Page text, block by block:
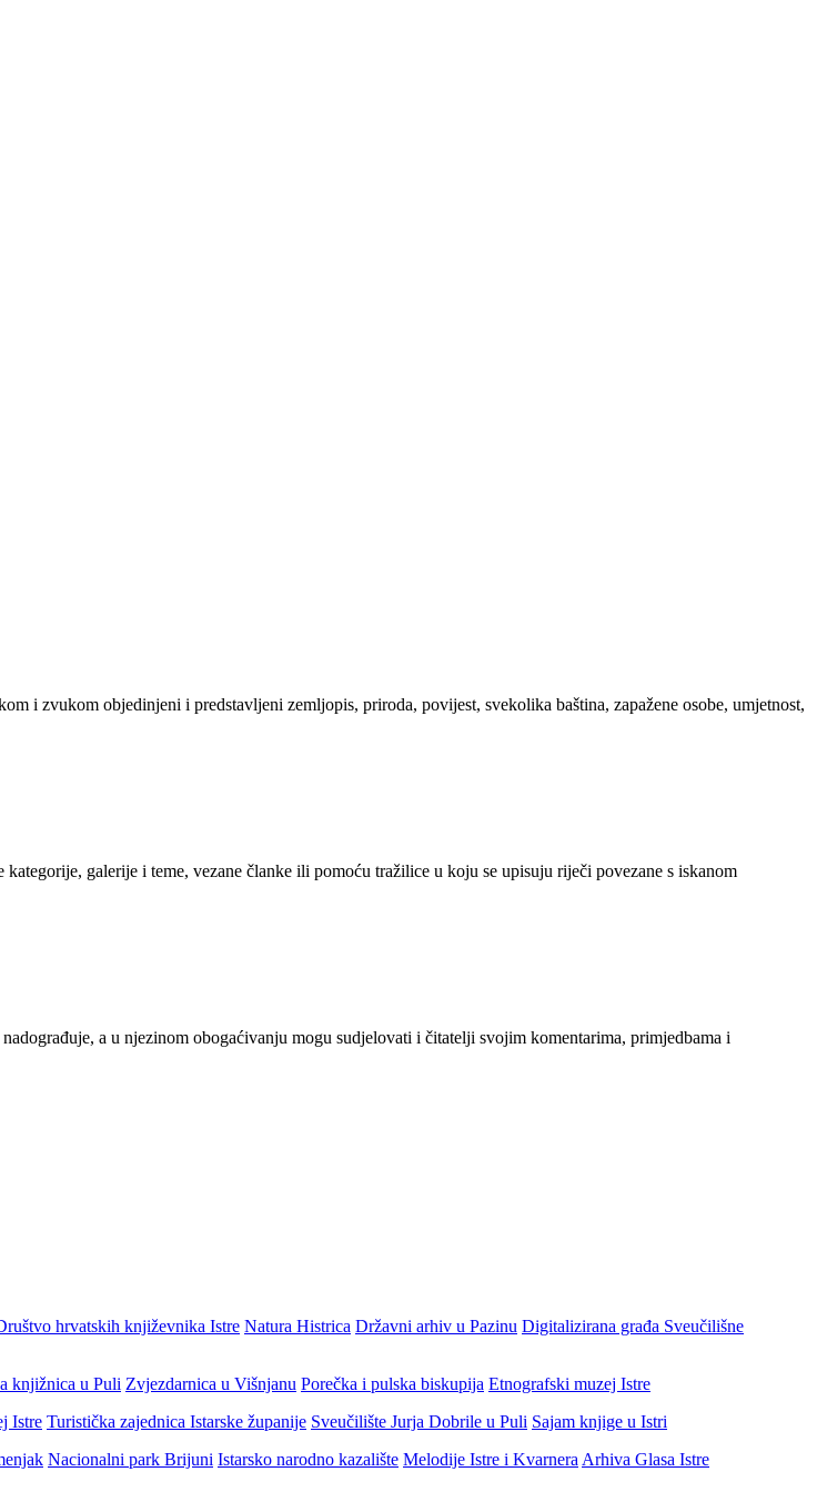
i zvukom objedinjeni i predstavljeni zemljopis, priroda, povijest, svekolika baština, zapažene osobe, umjetnost,
galerije i teme, vezane članke ili pomoću tražilice u koju se upisuju riječi povezane s iskanom
a u njezinom obogaćivanju mogu sudjelovati i čitatelji svojim komentarima, primjedbama i
hrvatskih književnika Istre Natura Histrica Državni arhiv u Pazinu Digitalizirana građa Sveučilišne
knjižnica u Puli Zvjezdarnica u Višnjanu Porečka i pulska biskupija Etnografski muzej Istre
Istre Turistička zajednica Istarske županije Sveučilište Jurja Dobrile u Puli Sajam knjige u Istri
Nacionalni park Brijuni Istarsko narodno kazalište Melodije Istre i Kvarnera Arhiva Glasa Istre